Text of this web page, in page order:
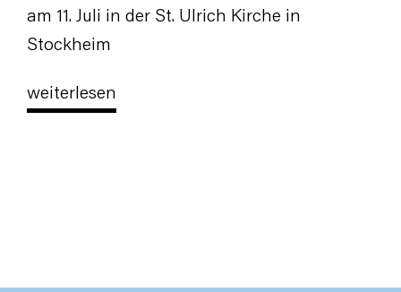
am 11. Juli in der St. Ulrich Kirche in
Stockheim
weiterlesen